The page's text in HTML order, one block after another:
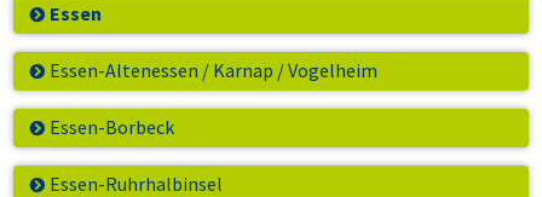
Essen
Essen-Altenessen / Karnap / Vogelheim
Essen-Borbeck
Essen-Ruhrhalbinsel